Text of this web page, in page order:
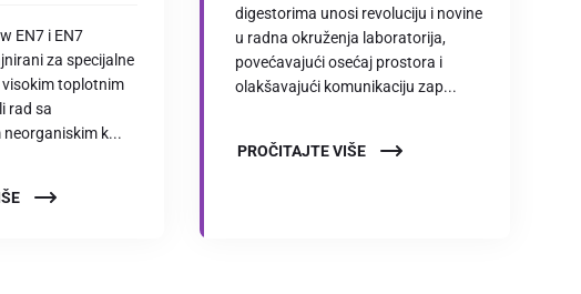
EN7 i EN7
za specijalne
visokim toplotnim
rad sa
k...
digestorima unosi revoluciju i novine
u radna okruženja laboratorija,
povećavajući osećaj prostora i
olakšavajući komunikaciju zap...
PROČITAJTE VIŠE